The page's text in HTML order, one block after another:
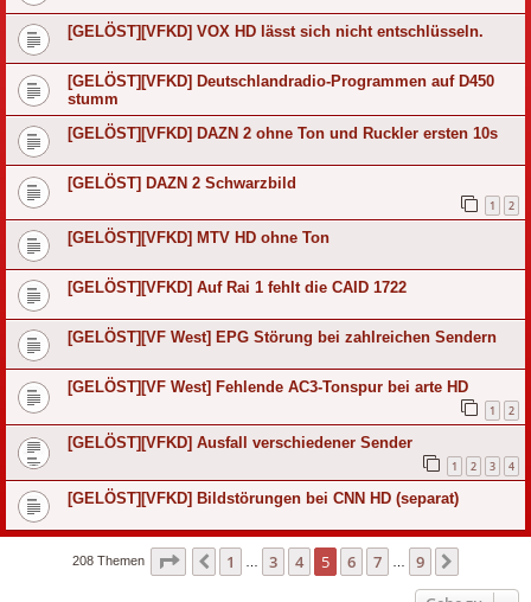
[GELÖST][VFKD] VOX HD lässt sich nicht entschlüsseln.
[GELÖST][VFKD] Deutschlandradio-Programmen auf D450
stumm
[GELÖST][VFKD] DAZN 2 ohne Ton und Ruckler ersten 10s
[GELÖST] DAZN 2 Schwarzbild
1 2
[GELÖST][VFKD] MTV HD ohne Ton
[GELÖST][VFKD] Auf Rai 1 fehlt die CAID 1722
[GELÖST][VF West] EPG Störung bei zahlreichen Sendern
[GELÖST][VF West] Fehlende AC3-Tonspur bei arte HD
1 2
[GELÖST][VFKD] Ausfall verschiedener Sender
1 2 3 4
[GELÖST][VFKD] Bildstörungen bei CNN HD (separat)
208 Themen Seite von 9
Vorherige
1 3 4 5 6 7 9